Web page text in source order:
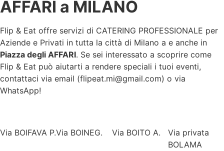
AFFARI a MILANO
Flip & Eat offre servizi di CATERING PROFESSIONALE per
Aziende e Privati in tutta la città di Milano a e anche in
Piazza degli AFFARI. Se sei interessato a scoprire come
Flip & Eat può aiutarti a rendere speciali i tuoi eventi,
contattaci via email (flipeat.mi@gmail.com) o via
WhatsApp!
Via BOIFAVA P.Via BOINEG. Via BOITO A.
Via privata
BOLAMA